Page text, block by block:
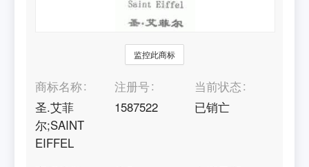
监控此商标
商标名称
圣.艾菲
尔;SAINT
EIFFEL
注册号
1587522
当前状态
已销亡